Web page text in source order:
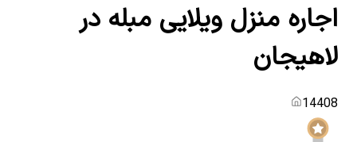
اجاره منزل ویلایی مبله در
لاهیجان
14408